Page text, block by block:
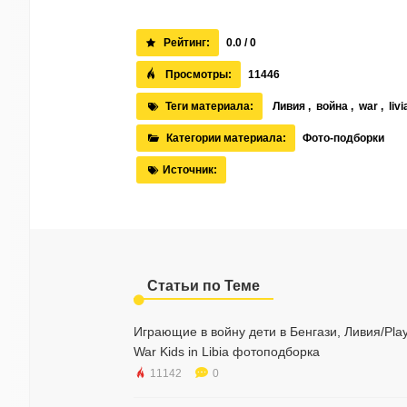
Рейтинг: 0.0 / 0
Просмотры: 11446
Теги материала: Ливия , война , war ,
Категории материала: Фото-подборки
Источник:
Статьи по Теме
Играющие в войну дети в Бенгази, Ливия/
War Kids in Libia фотоподборка
11142 0